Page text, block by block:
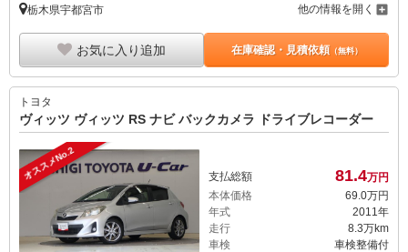
栃木県宇都宮市 他の情報を開く
お気に入り追加 在庫確認・見積依頼（無料）
トヨタ
ヴィッツ ヴィッツ RS ナビ バックカメラ ドライブレコーダー
オススメNo.2 支払総額 81.4万円
本体価格
69. 0万円
年式
2011年
走行
8.3万km
車検
車検整備付